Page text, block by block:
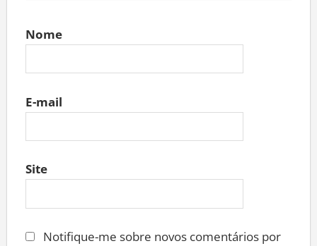
Nome
E-mail
Site
Notifique-me sobre novos comentários por